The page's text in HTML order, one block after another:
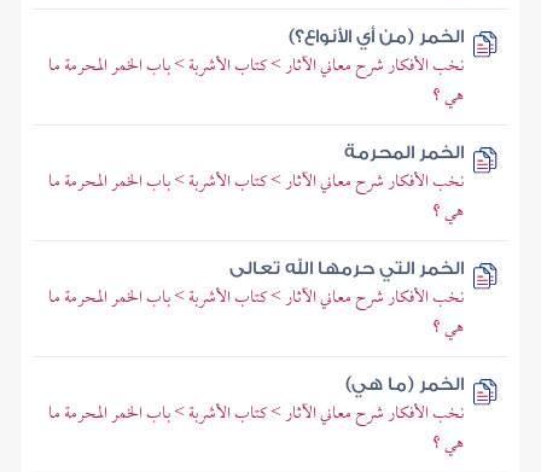
الخمر (من أي الأنواع؟)
نخب الأفكار شرح معاني الآثار > كتاب الأشربة > باب الخمر المحرمة ما
هي ؟
الخمر المحرمة
نخب الأفكار شرح معاني الآثار > كتاب الأشربة > باب الخمر المحرمة ما
هي ؟
الخمر التي حرمها الله تعالى
نخب الأفكار شرح معاني الآثار > كتاب الأشربة > باب الخمر المحرمة ما
هي ؟
الخمر (ما هي)
نخب الأفكار شرح معاني الآثار > كتاب الأشربة > باب الخمر المحرمة ما
هي ؟